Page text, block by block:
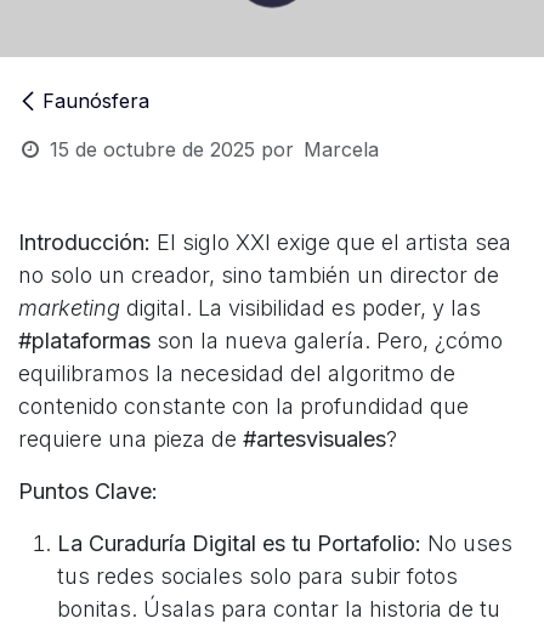
Faunósfera
15 de octubre de 2025 por Marcela
Introducción: El siglo XXI exige que el artista sea
no solo un creador, sino también un director de
marketing digital. La visibilidad es poder, y las
#plataformas son la nueva galería. Pero, ¿cómo
equilibramos la necesidad del algoritmo de
contenido constante con la profundidad que
requiere una pieza de #artesvisuales?
Puntos Clave:
La Curaduría Digital es tu Portafolio: No uses
tus redes sociales solo para subir fotos
bonitas. Úsalas para contar la historia de tu